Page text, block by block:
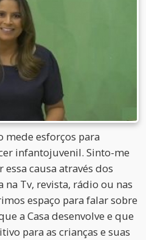
mede esforços para
infantojuvenil. Sinto-me
causa através dos
na Tv, revista, rádio ou nas
espaço para falar sobre
a Casa desenvolve e que
para as crianças e suas